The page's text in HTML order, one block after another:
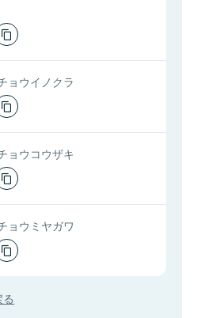
ョウイノクラ
ョウコウザキ
ョウミヤガワ